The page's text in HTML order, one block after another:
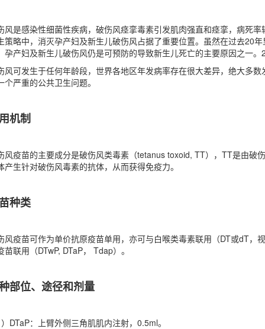
风是感染性细菌性疾病，破伤风痉挛毒素引发肌肉强直和痉挛，病死
策略中，消灭孕产妇及新生儿破伤风占据了重要位置。虽然在过去20
孕产妇及新生儿破伤风仍是可预防的导致新生儿死亡的主要原因之一
风可发生于任何年龄段，世界各地区年发病率存在很大差异，绝大多
个严重的公共卫生问题。
机制
风疫苗的主要成分是破伤风类毒素（tetanus toxoid, TT），TT是由破
产生针对破伤风毒素的抗体，从而获得免疫力。
种类
风疫苗可作为单价抗原疫苗单用，亦可与白喉类毒素联用（DT或dT
苗联用（DTwP, DTaP， Tdap）。
部位、途径和剂量
DTaP：上臂外侧三角肌肌内注射，0.5ml。